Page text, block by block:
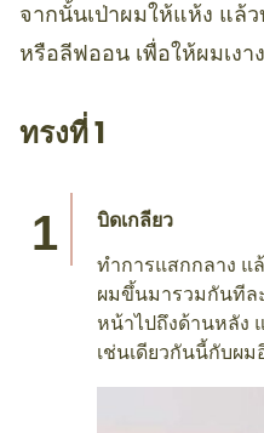
จากนั้นเป่าผมให้แห้ง แล้
หรือลีฟออน เพื่อให้ผมเง
ทรงที่ 1
บิดเกลียว
ทำการแสกกลาง แ
ผมขึ้นมารวมกันทีล
หน้าไปถึงด้านหลัง
เช่นเดียวกันนี้กับผม